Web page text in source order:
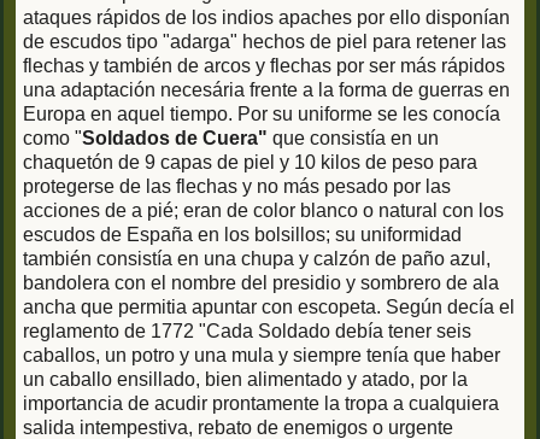
ataques rápidos de los indios apaches por ello disponían
de escudos tipo "adarga" hechos de piel para retener las
flechas y también de arcos y flechas por ser más rápidos
una adaptación necesária frente a la forma de guerras en
Europa en aquel tiempo. Por su uniforme se les conocía
como "Soldados de Cuera" que consistía en un
chaquetón de 9 capas de piel y 10 kilos de peso para
protegerse de las flechas y no más pesado por las
acciones de a pié; eran de color blanco o natural con los
escudos de España en los bolsillos; su uniformidad
también consistía en una chupa y calzón de paño azul,
bandolera con el nombre del presidio y sombrero de ala
ancha que permitia apuntar con escopeta. Según decía el
reglamento de 1772 "Cada Soldado debía tener seis
caballos, un potro y una mula y siempre tenía que haber
un caballo ensillado, bien alimentado y atado, por la
importancia de acudir prontamente la tropa a cualquiera
salida intempestiva, rebato de enemigos o urgente